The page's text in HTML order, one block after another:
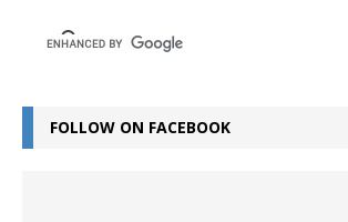
FOLLOW ON FACEBOOK